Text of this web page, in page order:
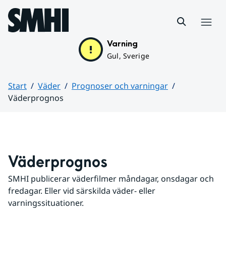
Hoppa till sidans innehåll
Varning
Gul, Sverige
Start Väder
Prognoser och varningar
Väderprognos
Väderprognos
SMHI publicerar väderfilmer måndagar, onsdagar och
fredagar. Eller vid särskilda väder- eller
varningssituationer.